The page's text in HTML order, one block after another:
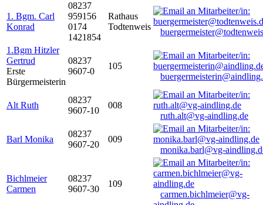
1. Bgm. Carl
Konrad
08237
959156
0174
1421854
Rathaus
Todtenweis
1.Bgm Hitzler
Gertrud
Erste
Bürgermeisterin
08237
9607-0
105
Alt Ruth
08237
9607-10
008
ruth.alt@vg-aindling.de
Barl Monika
08237
9607-20
009
monika.barl@vg-
Bichlmeier
Carmen
08237
9607-30
109
carmen.bichlmeier@vg-